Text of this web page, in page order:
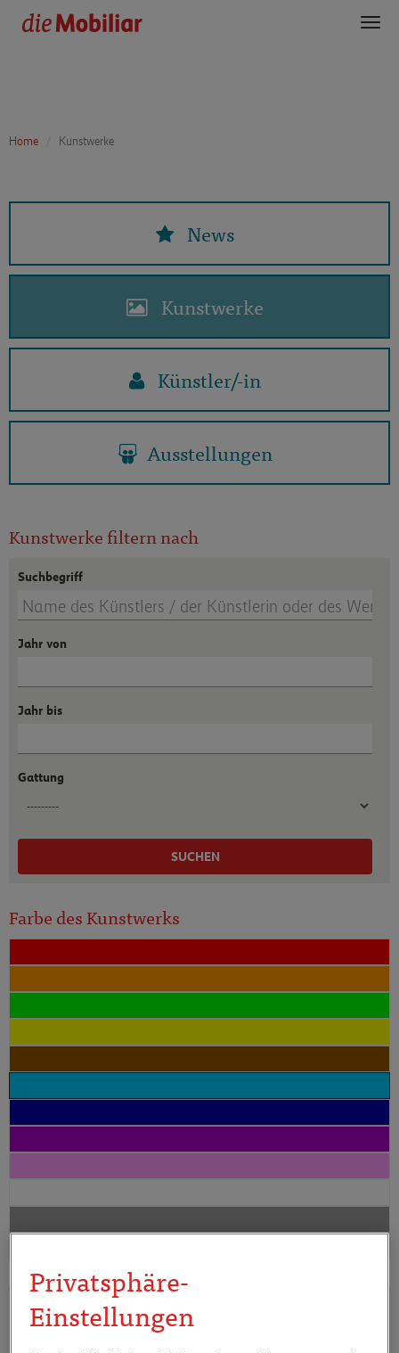
Home Kunstwerke
News
Kunstwerke
Künstler/-in
Ausstellungen
Kunstwerke filtern nach
Suchbegriff
Jahr von
Jahr bis
Gattung
SUCHEN
Farbe des Kunstwerks
Privatsphäre-
Einstellungen